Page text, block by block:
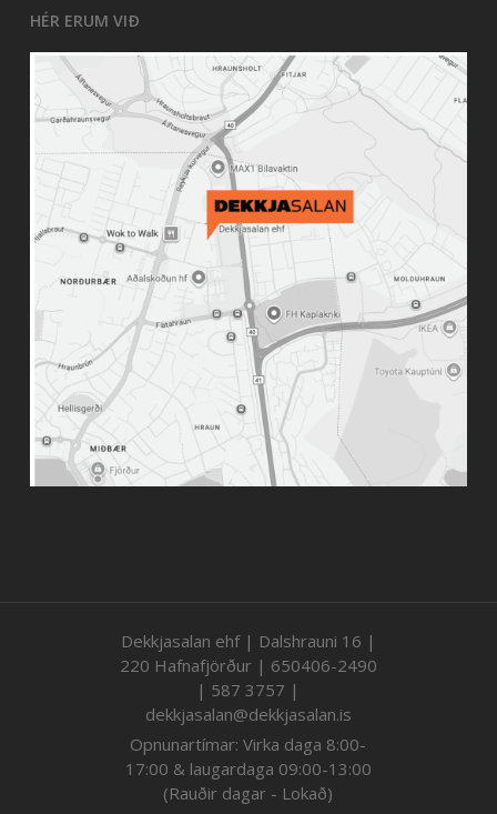
HÉR ERUM VIÐ
Dekkjasalan ehf | Dalshrauni 16 |
220 Hafnafjörður | 650406-2490
| 587 3757 |
dekkjasalan@dekkjasalan.is
Opnunartímar: Virka daga 8:00-
17:00 & laugardaga 09:00-13:00
(Rauðir dagar - Lokað)